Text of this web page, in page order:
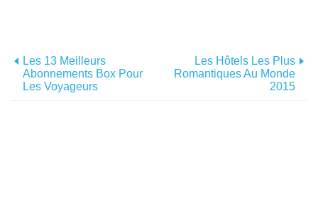
Les 13 Meilleurs
Abonnements Box Pour
Les Voyageurs
Les Hôtels Les Plus
Romantiques Au Monde
2015